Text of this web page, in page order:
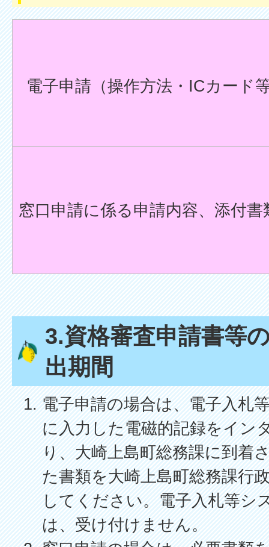
電子申請（操作方法・ICカード
窓口申請に係る申請内容、添付
3.資格審査申請書等
出期間
電子申請の場合は、電子入札
に入力した電磁的記録をイン
り、大崎上島町総務課に到着
た書類を大崎上島町総務課行
してください。電子入札等シ
は、受け付けません。